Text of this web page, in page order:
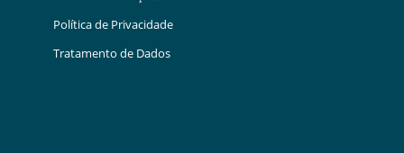
Política de Privacidade
Tratamento de Dados